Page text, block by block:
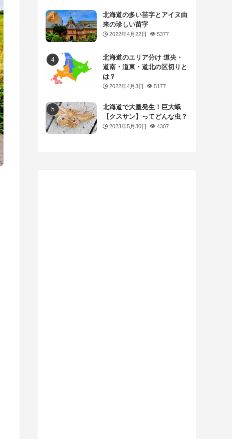
北海道の多い苗字とアイヌ由
来の珍しい苗字
2022年4月22日 5377
北海道のエリア分け 道央・
道南・道東・道北の区切りと
は？
2022年4月3日 5177
北海道で大量発生！巨大蛾
【クスサン】ってどんな虫？
2023年5月30日 4307